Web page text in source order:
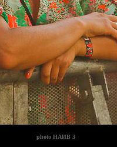
photo НАИВ 3